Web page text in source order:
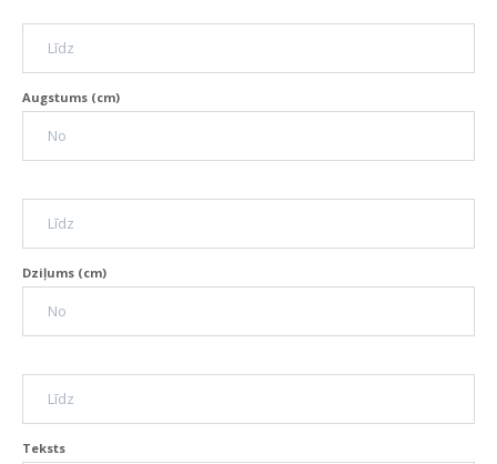
Augstums (cm)
Dziļums (cm)
Teksts